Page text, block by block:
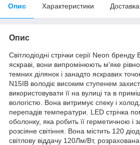
Опис Характеристики Доставка
Опис
Світлодіодні стрічки серії Neon бренду
яскраві, вони випромінюють м'яке
темних ділянок і занадто яскравих
N15IB володіє високим ступенем
використовувати її на вулиці та в
вологістю. Вона витримує спеку і
перепадів температури. LED стрічка
оболонку, яка робить її герметичною і
розсіяне світіння. Вона містить 120
світлову віддачу 120Лм/Вт,